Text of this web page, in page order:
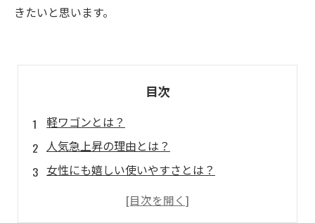
きたいと思います。
目次
軽ワゴンとは？
人気急上昇の理由とは？
女性にも嬉しい使いやすさとは？
カラフルなデザインで注目を集める理由とは？